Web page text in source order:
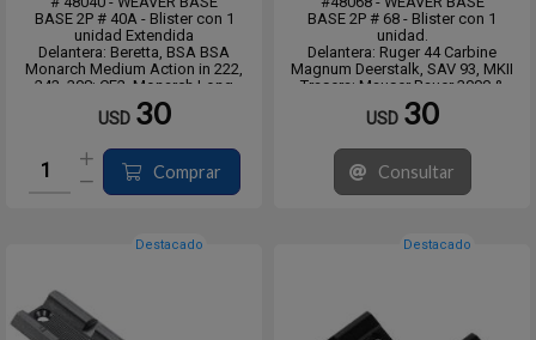
BASE 2P # 40A - Blister con 1
unidad Extendida
Delantera: Beretta, BSA BSA
Monarch Medium Action in 222,
243, 308; CF2, Monarch Long
Action in 7mm, 270, 30-06,
Churchill, Mossberg 100 ATR, 1500,
down like Remington 721, H&R
317, 322, Her...
USD 30
Comprar
BASE 2P # 68 - Blister con 1
unidad.
Delantera: Ruger 44 Carbine
Magnum Deerstalk, SAV 93, MKII
Trasera: Mauser Bauer 3000 &
4000, SAV 93, MKII
USD 30
Consultar
Destacado Destacado